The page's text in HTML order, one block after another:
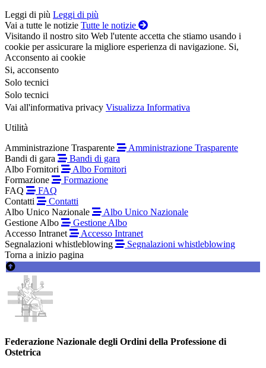
Leggi di più Leggi di più
Vai a tutte le notizie Tutte le notizie
Visitando il nostro sito Web l'utente accetta che stiamo usando i
cookie per assicurare la migliore esperienza di navigazione. Si,
Acconsento ai cookie
Si, acconsento
Solo tecnici
Solo tecnici
Vai all'informativa privacy Visualizza Informativa
Utilità
Amministrazione Trasparente
Amministrazione Trasparente
Bandi di gara
Bandi di gara
Albo Fornitori
Albo Fornitori
Formazione
Formazione
FAQ
FAQ
Contatti
Contatti
Albo Unico Nazionale
Albo Unico Nazionale
Gestione Albo
Gestione Albo
Accesso Intranet
Accesso Intranet
Segnalazioni whistleblowing
Segnalazioni whistleblowing
Torna a inizio pagina
Federazione Nazionale degli Ordini della Professione di
Ostetrica